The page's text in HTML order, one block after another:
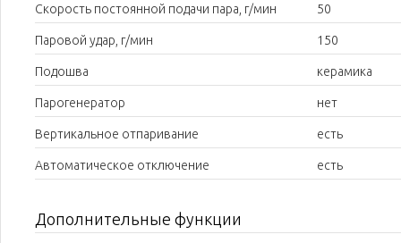
Скорость постоянной подачи пара, г/мин 50
Паровой удар, г/мин 150
Подошва керамика
Парогенератор нет
Вертикальное отпаривание есть
Автоматическое отключение есть
Дополнительные функции